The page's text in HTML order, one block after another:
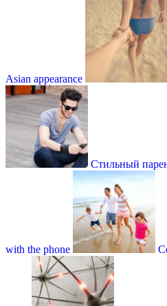
Asian appearance
Стильный
with the phone